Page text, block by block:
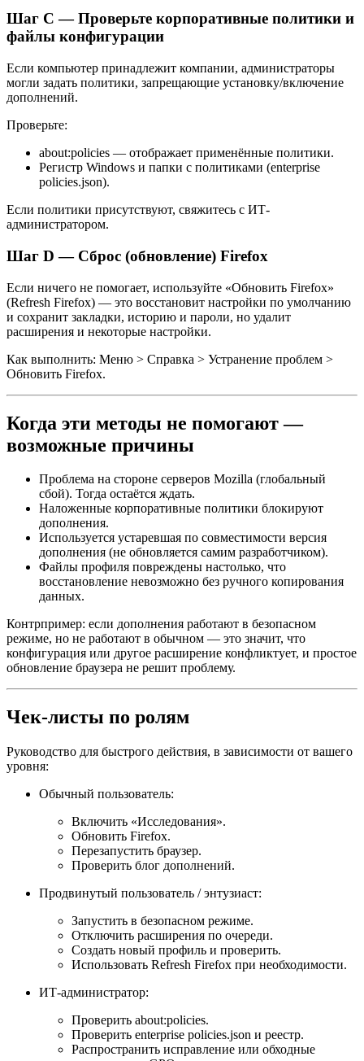
Шаг C — Проверьте корпоративные политики и
файлы конфигурации
Если компьютер принадлежит компании, администраторы
могли задать политики, запрещающие установку/включение
дополнений.
Проверьте:
about:policies — отображает применённые политики.
Регистр Windows и папки с политиками (enterprise
policies.json).
Если политики присутствуют, свяжитесь с ИТ-
администратором.
Шаг D — Сброс (обновление) Firefox
Если ничего не помогает, используйте «Обновить Firefox»
(Refresh Firefox) — это восстановит настройки по умолчанию
и сохранит закладки, историю и пароли, но удалит
расширения и некоторые настройки.
Как выполнить: Меню > Справка > Устранение проблем >
Обновить Firefox.
Когда эти методы не помогают —
возможные причины
Проблема на стороне серверов Mozilla (глобальный
сбой). Тогда остаётся ждать.
Наложенные корпоративные политики блокируют
дополнения.
Используется устаревшая по совместимости версия
дополнения (не обновляется самим разработчиком).
Файлы профиля повреждены настолько, что
восстановление невозможно без ручного копирования
данных.
Контрпример: если дополнения работают в безопасном
режиме, но не работают в обычном — это значит, что
конфигурация или другое расширение конфликтует, и простое
обновление браузера не решит проблему.
Чек-листы по ролям
Руководство для быстрого действия, в зависимости от вашего
уровня:
Обычный пользователь:
Включить «Исследования».
Обновить Firefox.
Перезапустить браузер.
Проверить блог дополнений.
Продвинутый пользователь / энтузиаст:
Запустить в безопасном режиме.
Отключить расширения по очереди.
Создать новый профиль и проверить.
Использовать Refresh Firefox при необходимости.
ИТ-администратор:
Проверить about:policies.
Проверить enterprise policies.json и реестр.
Распространить исправление или обходные